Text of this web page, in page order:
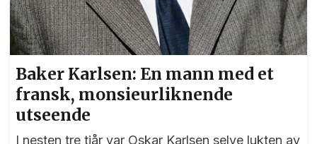
Baker Karlsen: En mann med et
fransk, monsieurliknende
utseende
I nesten tre tiår var Oskar Karlsen selve lukten av